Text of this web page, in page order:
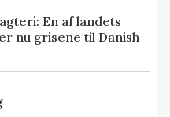
En af landets
nu grisene til Danish